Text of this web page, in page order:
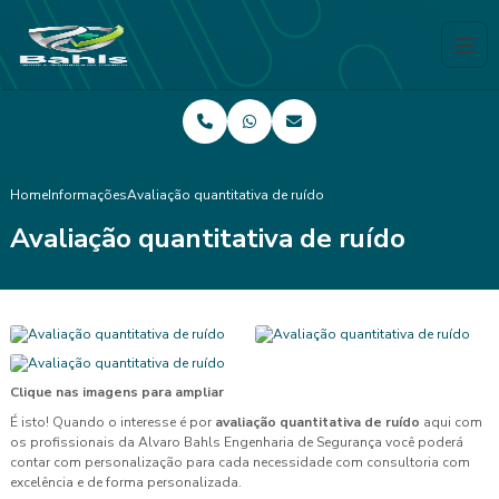
HomeInformaçõesAvaliação quantitativa de ruído
Avaliação quantitativa de ruído
Clique nas imagens para ampliar
É isto! Quando o interesse é por avaliação quantitativa de ruído aqui com
os profissionais da Alvaro Bahls Engenharia de Segurança você poderá
contar com personalização para cada necessidade com consultoria com
excelência e de forma personalizada.